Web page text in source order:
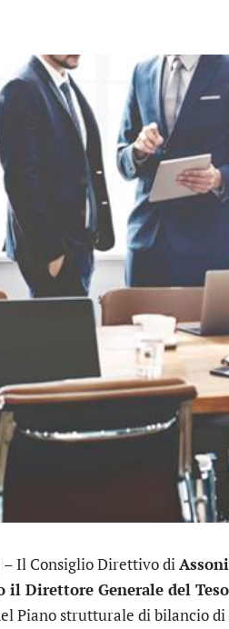
– Il Consiglio Direttivo di
il Direttore Generale del
Piano strutturale di bilancio